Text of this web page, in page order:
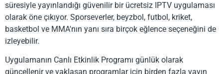
süresiyle yayınlandığı güvenilir bir ücretsiz IPTV uygulaması
olarak öne çıkıyor. Sporseverler, beyzbol, futbol, ​​kriket,
basketbol ve MMA'nın yanı sıra birçok eğlence seçeneğini de
izleyebilir.
Uygulamanın Canlı Etkinlik Programı günlük olarak
güncellenir ve yaklaşan programlar için birden fazla yayın